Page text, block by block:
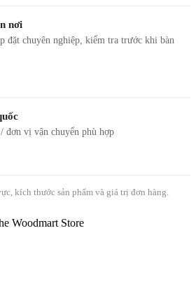
nơi
đặt chuyên nghiệp, kiểm tra trước khi bàn
đơn vị vận chuyển phù hợp
kích thước sản phẩm và giá trị đơn hàng.
Woodmart Store